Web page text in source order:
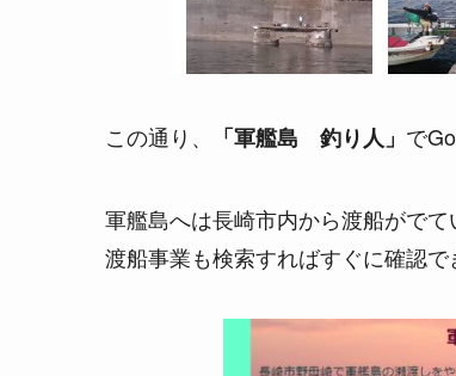
この通り、 「軍艦島 釣り人」 で
軍艦島へは長崎市内から渡船がで
渡船事業も検索すればすぐに確認で